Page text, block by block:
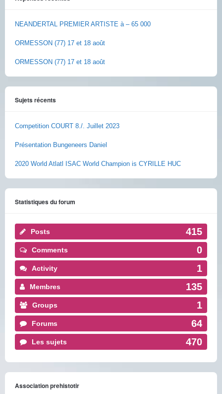
NEANDERTAL PREMIER ARTISTE à – 65 000
ORMESSON (77) 17 et 18 août
ORMESSON (77) 17 et 18 août
Sujets récents
Competition COURT 8./. Juillet 2023
Présentation Bungeneers Daniel
2020 World Atlatl ISAC World Champion is CYRILLE HUC
Statistiques du forum
Posts 415
Comments 0
Activity 1
Membres 135
Groups 1
Forums 64
Les sujets 470
Association prehistotir